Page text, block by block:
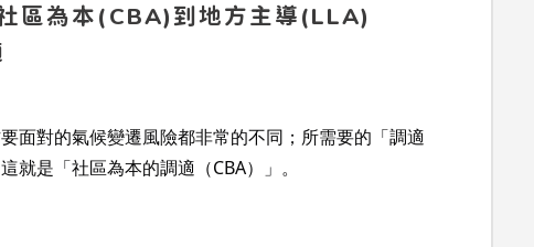
區為本(CBA)到地方主導(LLA)
面對的氣候變遷風險都非常的不同；所需要的「調適
是「社區為本的調適（CBA）」。